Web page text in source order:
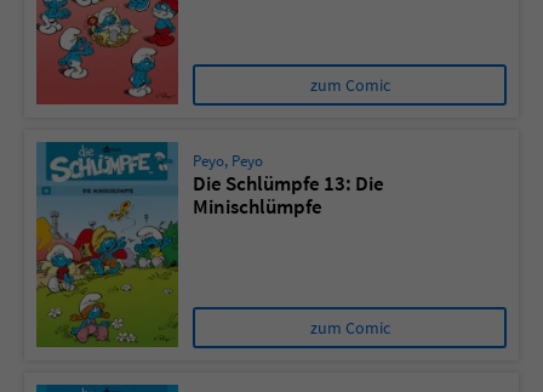
zum Comic
Peyo, Peyo
Die Schlümpfe 13: Die
Minischlümpfe
zum Comic